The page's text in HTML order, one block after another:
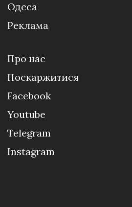
Одеса
Реклама
Про нас
Поскаржитися
Facebook
Youtube
Telegram
Instagram